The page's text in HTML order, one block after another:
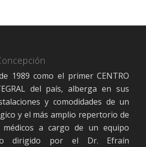
1989 como el primer CENTRO
del país, alberga en sus
y comodidades de un
y el más amplio repertorio de
médicos a cargo de un equipo
dirigido por el Dr. Efraín